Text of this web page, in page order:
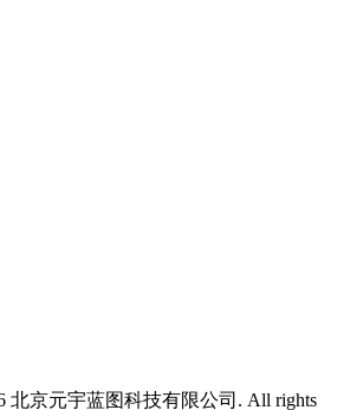
北京元宇蓝图科技有限公司. All rights